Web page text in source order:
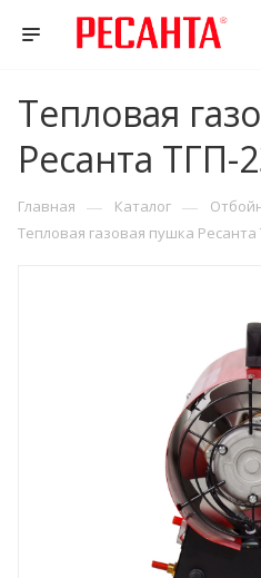
Тепловая
Ресанта ТГП-
Главная — Каталог —
Тепловая газовая пушка Ресанта